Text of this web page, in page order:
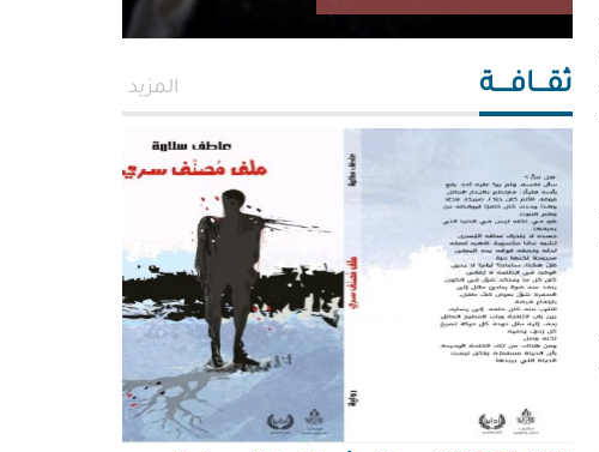
ثقـــافــــة المزيد